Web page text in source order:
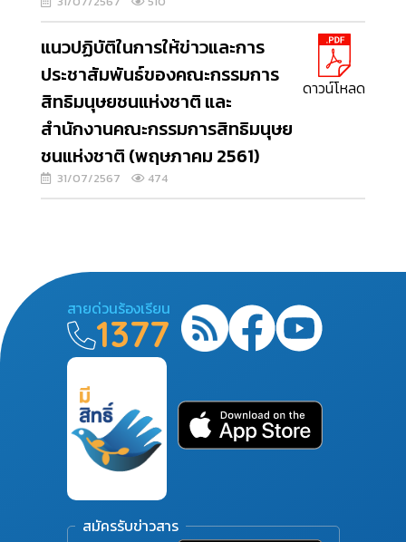
แนวปฏิบัติในการให้ข่าวและการ
ประชาสัมพันธ์ของคณะกรรมการ
สิทธิมนุษยชนแห่งชาติ และ
สำนักงานคณะกรรมการสิทธิมนุษย
ชนแห่งชาติ (พฤษภาคม 2561)
31/07/2567 474
ดาวน์โหลด
สายด่วนร้องเรียน
1377
สมัครรับข่าวสาร